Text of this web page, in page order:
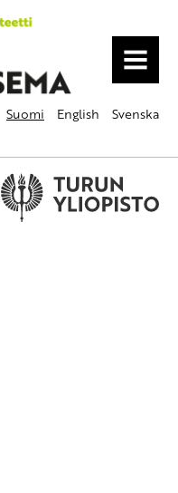
MENU
Suomi English Svenska